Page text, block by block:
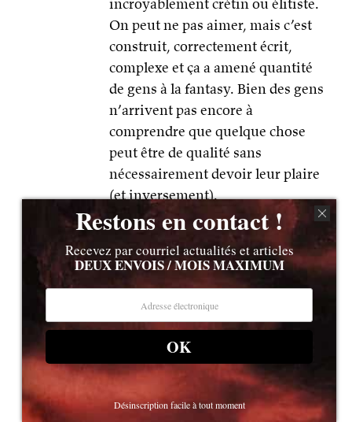
On peut ne pas aimer, mais c’est
construit, correctement écrit,
complexe et ça a amené quantité
de gens à la fantasy. Bien des gens
n’arrivent pas encore à
comprendre que quelque chose
peut être de qualité sans
nécessairement devoir leur plaire
(et inversement).
Guillaume Fourtaux sur Facebook 27 avril 2016 à
13h51
Houla reconnaître la qualité sans
pour autant apprécier signifie
accepter qu’il n’y a pas Une vérité
et pire que l’on ne la détient pas.
Ca demande un recul que ne
possède pas la très grand majorité
Restons en contact !
Recevez par courriel actualités et articles
DEUX ENVOIS / MOIS MAXIMUM
OK
Désinscription facile à tout moment